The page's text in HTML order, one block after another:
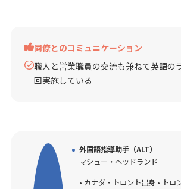
同僚とのコミュニケーション
職人と営業職員の交流も兼ねて英語の
回実施している
外国語指導助手（ALT）
マシュー・ヘッドランド
• カナダ・トロント出身 • トロ